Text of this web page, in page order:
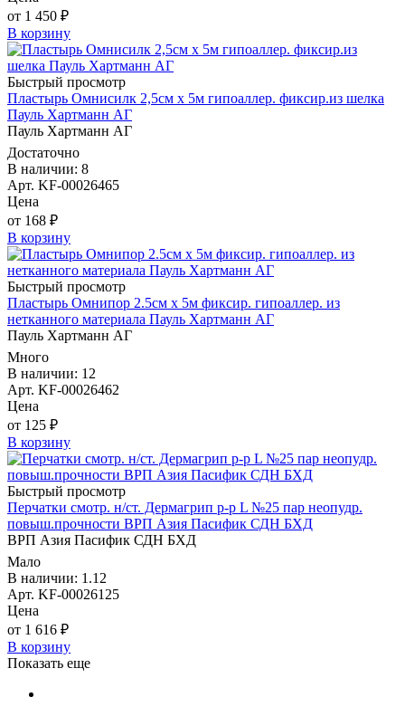
от 1 450 ₽
В корзину
Быстрый просмотр
Пластырь Омнисилк 2,5см х 5м гипоаллер. фиксир.из шелка
Пауль Хартманн AГ
Пауль Хартманн AГ
Достаточно
В наличии: 8
Арт. KF-00026465
Цена
от 168 ₽
В корзину
Быстрый просмотр
Пластырь Омнипор 2.5см х 5м фиксир. гипоаллер. из
нетканного материала Пауль Хартманн AГ
Пауль Хартманн AГ
Много
В наличии: 12
Арт. KF-00026462
Цена
от 125 ₽
В корзину
Быстрый просмотр
Перчатки смотр. н/ст. Дермагрип р-р L №25 пар неопудр.
повыш.прочности ВРП Азия Пасифик СДН БХД
ВРП Азия Пасифик СДН БХД
Мало
В наличии: 1.12
Арт. KF-00026125
Цена
от 1 616 ₽
В корзину
Показать еще